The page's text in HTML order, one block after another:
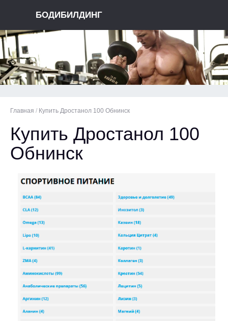
БОДИБИЛДИНГ
Главная / Купить Дростанол 100 Обнинск
Купить Дростанол 100
Обнинск